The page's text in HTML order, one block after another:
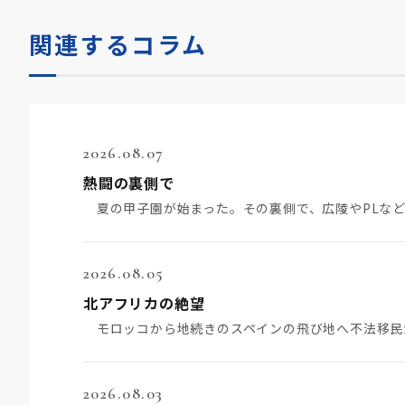
関連するコラム
2026.08.07
熱闘の裏側で
2026.08.05
北アフリカの絶望
2026.08.03